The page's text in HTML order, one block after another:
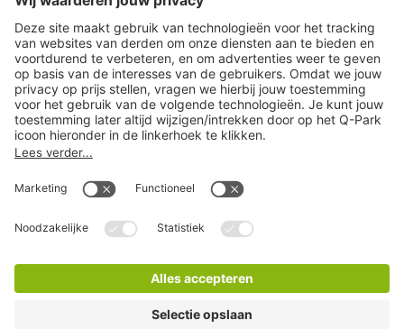
Download
Copyright
Privacy statement
Disclaimer